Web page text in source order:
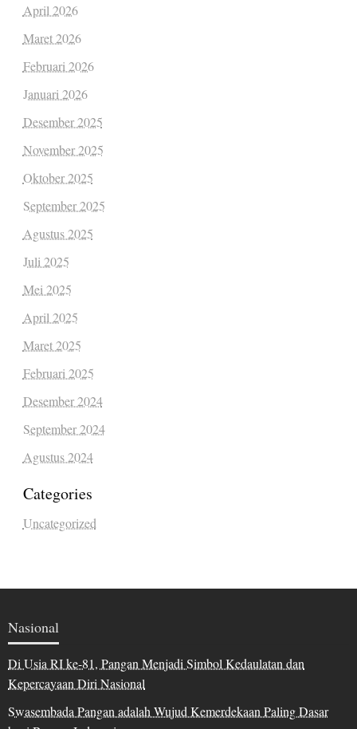
April 2026
Maret 2026
Februari 2026
Januari 2026
Desember 2025
November 2025
Oktober 2025
September 2025
Agustus 2025
Juli 2025
Mei 2025
April 2025
Maret 2025
Februari 2025
Desember 2024
September 2024
Agustus 2024
Categories
Uncategorized
Nasional
Di Usia RI ke-81, Pangan Menjadi Simbol Kedaulatan dan
Kepercayaan Diri Nasional
Swasembada Pangan adalah Wujud Kemerdekaan Paling Dasar